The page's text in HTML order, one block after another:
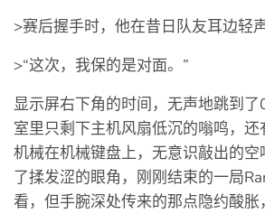
>赛后握手时，他在昔日队友耳边轻声
>“这次，我保的是对面。”
显示屏右下角的时间，无声地跳到
室里只剩下主机风扇低沉的嗡鸣，
机械在机械键盘上，无意识敲出的
了揉发涩的眼角，刚刚结束的一局
看，但手腕深处传来的那点隐约酸胀